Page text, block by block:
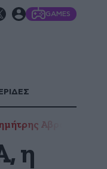
GAMES
Αβραμόπουλος
η